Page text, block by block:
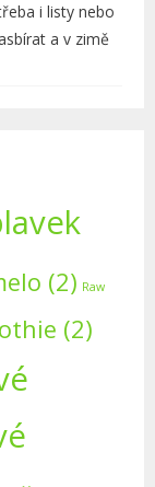
i listy nebo
a v zimě
(2) Raw
(2)